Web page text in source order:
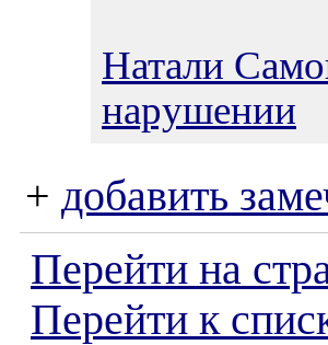
Натали
нарушении
+ добавить
Перейти на
Перейти к